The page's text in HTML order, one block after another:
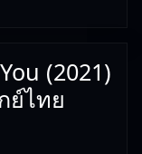
(2021)
ย์ไทย